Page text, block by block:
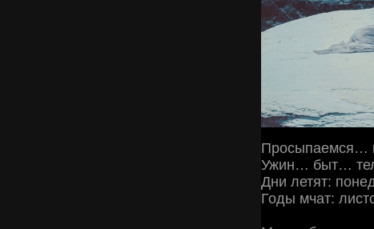
Просыпаемся…
Ужин… быт…
Дни летят:
Годы мчат: